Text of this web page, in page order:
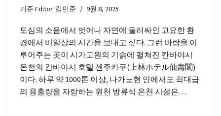
기준Editor. 김민준 9월 8, 2025
도심의 소음에서 벗어나 자연에 둘러싸인 고요한 환
경에서 비일상의 시간을 보내고 싶다. 그런 바람을 이
루어주는 곳이 시가고원의 기슭에 펼쳐진 칸바야시
온천의 칸바야시 호텔 센주카쿠(上林ホテル仙壽閣)
이다. 하루 약 1000톤 이상, 나가노현 안에서도 최대급
의 용출량을 자랑하는 원천 방류식 온천 시설은…